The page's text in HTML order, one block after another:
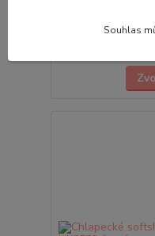
Voděodolné, větru
Souhlas